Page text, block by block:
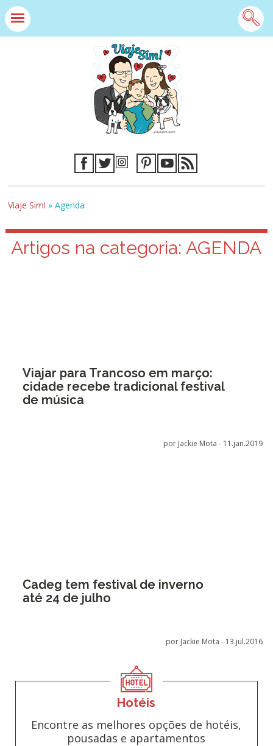
Viaje Sim! »Agenda
Artigos na categoria: AGENDA
Viajar para Trancoso em março:
cidade recebe tradicional festival
de música
por Jackie Mota - 11.jan.2019
Cadeg tem festival de inverno
até 24 de julho
por Jackie Mota - 13.jul.2016
Hotéis
Encontre as melhores opções de hotéis,
pousadas e apartamentos